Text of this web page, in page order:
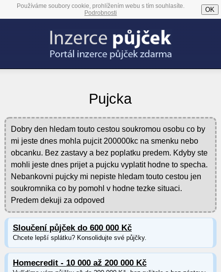
Používáme soubory cookie, prohlížením webu s tím souhlasíte.
Podrobnosti
OK
Pujcka
Dobry den hledam touto cestou soukromou osobu co by
mi jeste dnes mohla pujcit 200000kc na smenku nebo
obcanku. Bez zastavy a bez poplatku predem. Kdyby ste
mohli jeste dnes prijet a pujcku vyplatit hodne to specha.
Nebankovni pujcky mi nepiste hledam touto cestou jen
soukromnika co by pomohl v hodne tezke situaci.
Predem dekuji za odpoved
Sloučení půjček do 600 000 Kč
Chcete lepší splátku? Konsolidujte své půjčky.
Homecredit - 10 000 až 200 000 Kč